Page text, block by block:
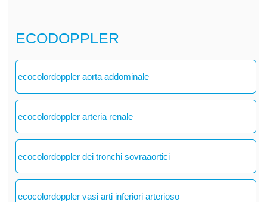
ECODOPPLER
ecocolordoppler aorta addominale
ecocolordoppler arteria renale
ecocolordoppler dei tronchi sovraaortici
ecocolordoppler vasi arti inferiori arterioso